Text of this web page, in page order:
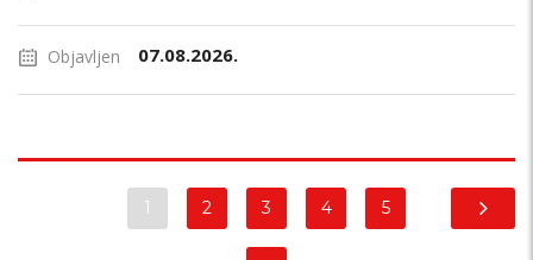
Objavljen 07.08.2026.
1 2 3 4 5